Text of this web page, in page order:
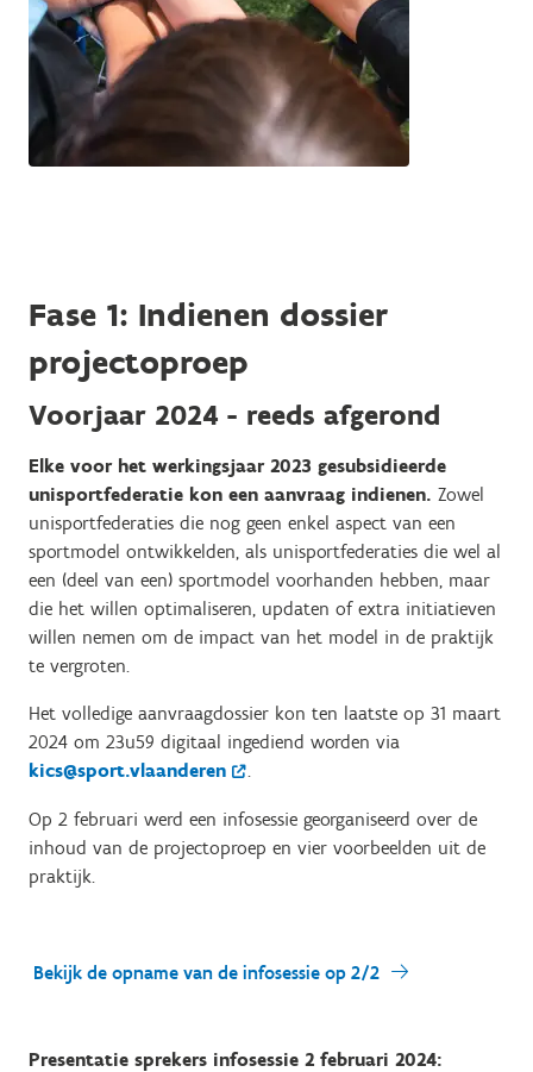
Fase 1: Indienen dossier
projectoproep
Voorjaar 2024 - reeds afgerond
Elke voor het werkingsjaar 2023 gesubsidieerde
unisportfederatie kon een aanvraag indienen. Zowel
unisportfederaties die nog geen enkel aspect van een
sportmodel ontwikkelden, als unisportfederaties die wel al
een (deel van een) sportmodel voorhanden hebben, maar
die het willen optimaliseren, updaten of extra initiatieven
willen nemen om de impact van het model in de praktijk
te vergroten.
Het volledige aanvraagdossier kon ten laatste op 31 maart
2024 om 23u59 digitaal ingediend worden via
kics@sport.vlaanderen
.
Op 2 februari werd een infosessie georganiseerd over de
inhoud van de projectoproep en vier voorbeelden uit de
praktijk.
Bekijk de opname van de infosessie op 2/2
Presentatie sprekers infosessie 2 februari 2024: